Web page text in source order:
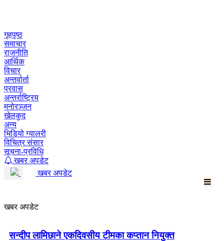
गृहपृष्ठ
समाचार
राजनीति
आर्थिक
विचार
अन्तर्वार्ता
प्रवास
अन्तर्राष्ट्रिय
मनोरञ्जन
खेलकुद
अन्य
भिडियो ग्यालरी
विचित्र संसार
सूचना-प्रविधि
खबर अपडेट
खबर अपडेट
खबर अपडेट
सन्दीप लामिछाने एकदिवसीय टीमका कप्तान नियुक्त